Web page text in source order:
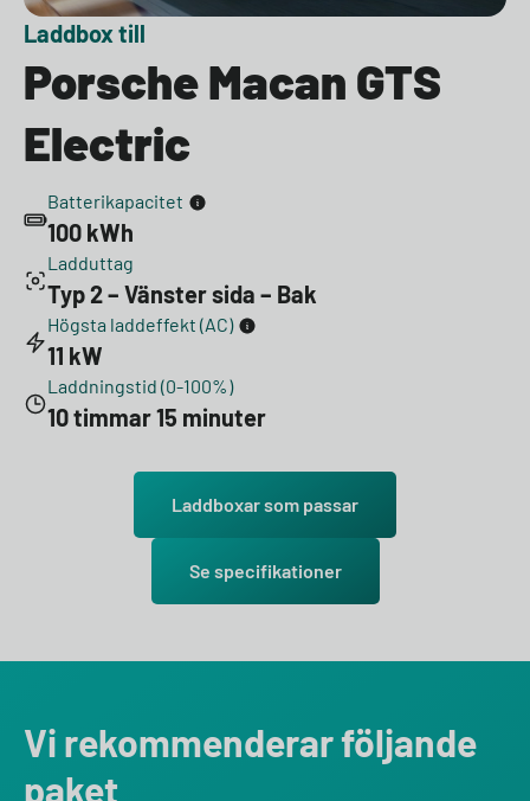
Laddbox till
Porsche Macan GTS
Electric
Batterikapacitet
100 kWh
Ladduttag
Typ 2 – Vänster sida – Bak
Högsta laddeffekt (AC)
11 kW
Laddningstid (0-100%)
10 timmar 15 minuter
Laddboxar som passar
Se specifikationer
Vi rekommenderar följande
paket